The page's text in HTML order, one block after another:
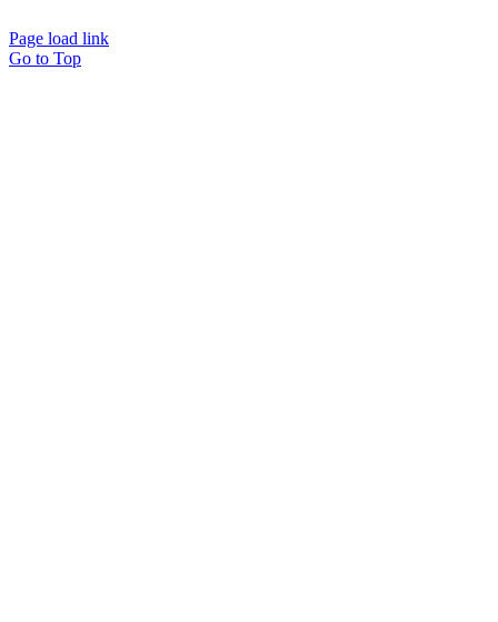
Page load link
Go to Top